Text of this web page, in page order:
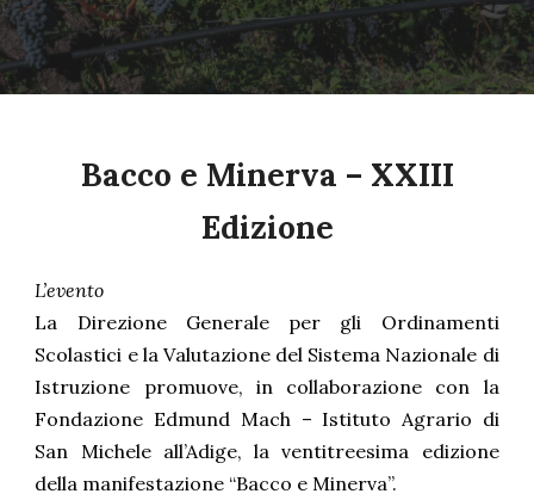
Bacco e Minerva – XXIII
Edizione
L’evento
La Direzione Generale per gli Ordinamenti
Scolastici e la Valutazione del Sistema Nazionale di
Istruzione promuove, in collaborazione con la
Fondazione Edmund Mach – Istituto Agrario di
San Michele all’Adige, la ventitreesima edizione
della manifestazione “Bacco e Minerva”.